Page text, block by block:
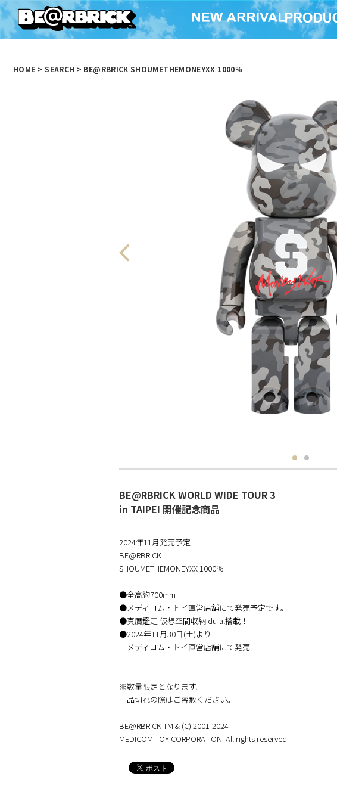
HOME > SEARCH > BE@RBRICK SHOUMETHEMONEYXX 1000％
BE@RBRICK WORLD WIDE TOUR 3
in TAIPEI 開催記念商品
2024年11月発売予定
BE@RBRICK
SHOUMETHEMONEYXX 1000％
●全高約700mm
●メディコム・トイ直営店舗にて発売予定です。
●真贋鑑定 仮想空間収納 du-al搭載！
●2024年11月30日(土)より
メディコム・トイ直営店舗にて発売！
※数量限定となります。
品切れの際はご容赦ください。
BE@RBRICK TM & (C) 2001-2024
MEDICOM TOY CORPORATION. All rights reserved.